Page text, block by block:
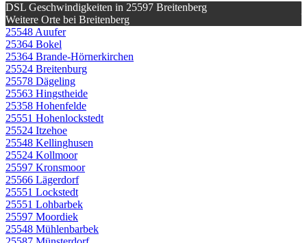
DSL Geschwindigkeiten in 25597 Breitenberg
Weitere Orte bei Breitenberg
25548 Auufer
25364 Bokel
25364 Brande-Hörnerkirchen
25524 Breitenburg
25578 Dägeling
25563 Hingstheide
25358 Hohenfelde
25551 Hohenlockstedt
25524 Itzehoe
25548 Kellinghusen
25524 Kollmoor
25597 Kronsmoor
25566 Lägerdorf
25551 Lockstedt
25551 Lohbarbek
25597 Moordiek
25548 Mühlenbarbek